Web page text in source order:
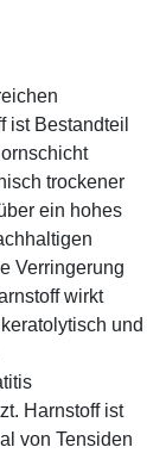
ist Bestandteil
trockener
ein hohes
Verringerung
wirkt
und
Harnstoff ist
von Tensiden